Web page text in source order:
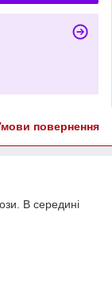
повернення
В середині